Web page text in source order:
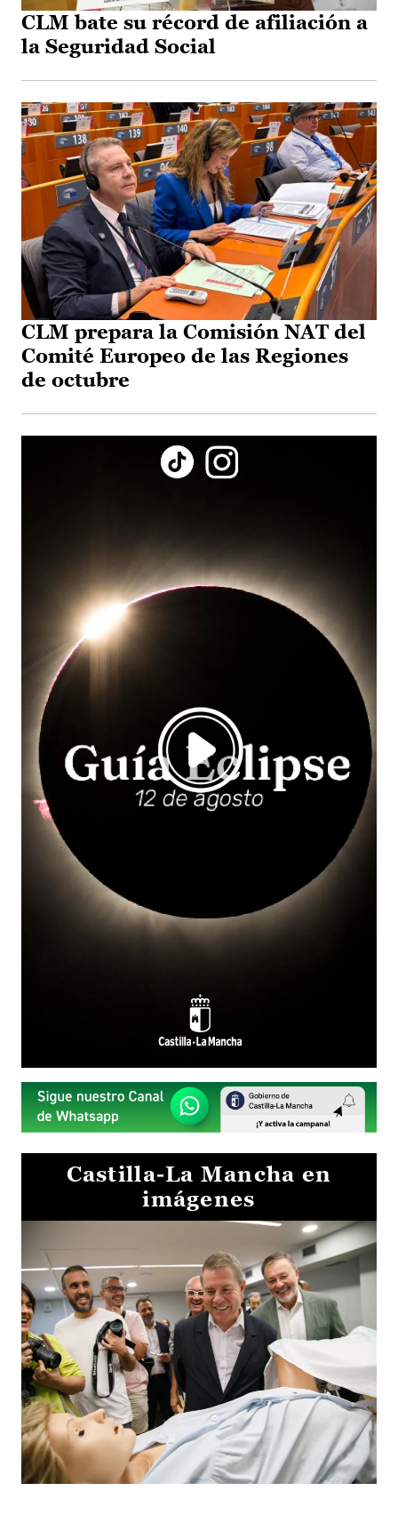
CLM bate su récord de afiliación a
la Seguridad Social
CLM prepara la Comisión NAT del
Comité Europeo de las Regiones
de octubre
Castilla-La Mancha en
imágenes